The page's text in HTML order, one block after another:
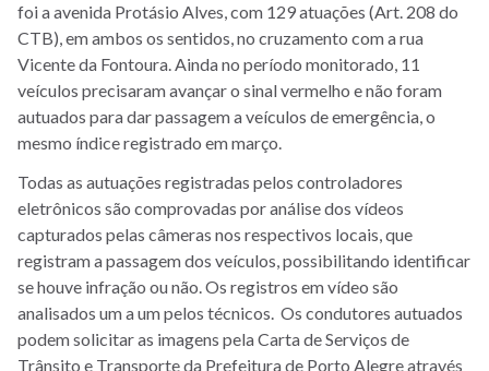
foi a avenida Protásio Alves, com 129 atuações (Art. 208 do
CTB), em ambos os sentidos, no cruzamento com a rua
Vicente da Fontoura. Ainda no período monitorado, 11
veículos precisaram avançar o sinal vermelho e não foram
autuados para dar passagem a veículos de emergência, o
mesmo índice registrado em março.
Todas as autuações registradas pelos controladores
eletrônicos são comprovadas por análise dos vídeos
capturados pelas câmeras nos respectivos locais, que
registram a passagem dos veículos, possibilitando identificar
se houve infração ou não. Os registros em vídeo são
analisados um a um pelos técnicos. Os condutores autuados
podem solicitar as imagens pela Carta de Serviços de
Trânsito e Transporte da Prefeitura de Porto Alegre através